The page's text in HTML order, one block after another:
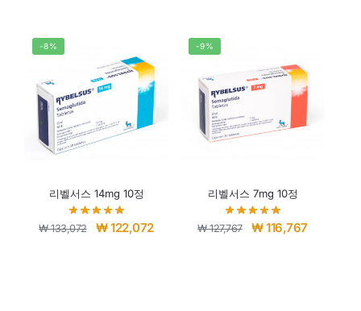
-8%
리벨서스 14mg 10정
₩133,072 ₩122,072
-9%
리벨서스 7mg 10정
₩127,767 ₩116,767